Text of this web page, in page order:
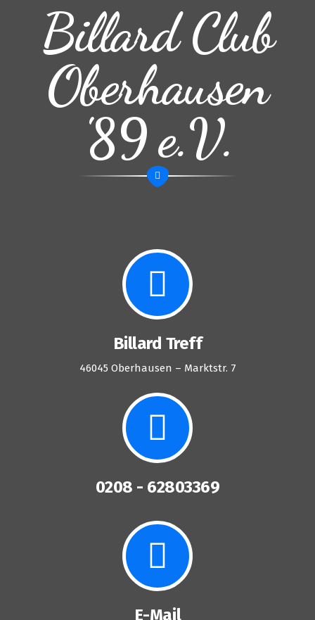
Billard Club
Oberhausen
'89 e.V.
Billard Treff
46045 Oberhausen – Marktstr. 7
0208 - 62803369
E-Mail